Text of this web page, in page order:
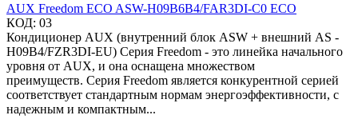
AUX Freedom ECO ASW-H09B6B4/FAR3DI-C0 ECO
КОД: 03
Кондиционер AUX (внутренний блок ASW + внешний AS -
H09B4/FZR3DI-EU) Серия Freedom - это линейка начального
уровня от AUX, и она оснащена множеством
преимуществ. Серия Freedom является конкурентной серией
соответствует стандартным нормам энергоэффективности, с
надежным и компактным...